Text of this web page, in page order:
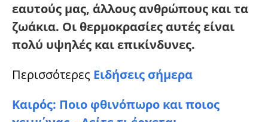
εαυτούς μας, άλλους ανθρώπους και τα
ζωάκια. Οι θερμοκρασίες αυτές είναι
πολύ υψηλές και επικίνδυνες.
Περισσότερες Ειδήσεις σήμερα
Καιρός: Ποιο φθινόπωρο και ποιος